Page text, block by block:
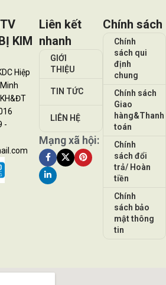
KIM
Hiệp
-
Liên kết
nhanh
GIỚI
THIỆU
TIN TỨC
LIÊN HỆ
Mạng xã hội:
Chính sách
Chính
sách qui
định
chung
Chính sách
Giao
hàng&Thanh
toán
Chính
sách đổi
trả/ Hoàn
tiền
Chính
sách bảo
mật thông
tin